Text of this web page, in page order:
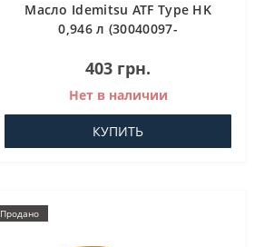
Масло Idemitsu ATF Type HK
0,946 л (30040097-
масло для АКПП
403 грн.
Нет в наличии
КУПИТЬ
Продано